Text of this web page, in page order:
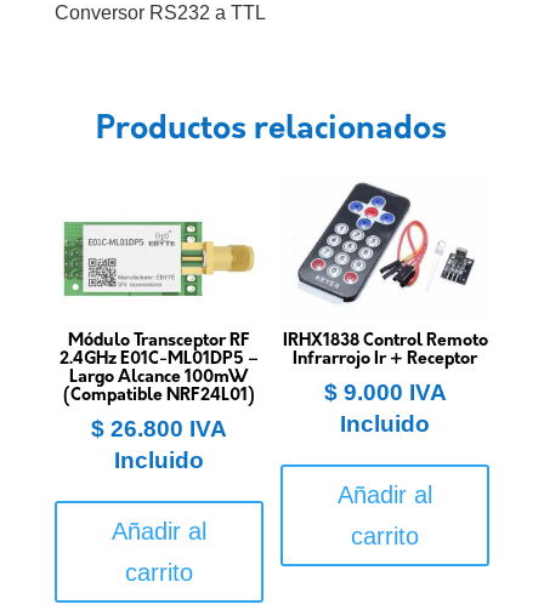
Conversor RS232 a TTL
Productos relacionados
Módulo Transceptor RF
2.4GHz E01C-ML01DP5 –
Largo Alcance 100mW
(Compatible NRF24L01)
$26.800 IVA
Incluido
Añadir al
carrito
IRHX1838 Control Remoto
Infrarrojo Ir + Receptor
$9.000 IVA
Incluido
Añadir al
carrito